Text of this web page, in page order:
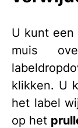
U kunt een
muis
klikken. U
het label
op het